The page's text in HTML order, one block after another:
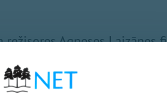
Agneses Laizānes
režisores Amandas
Keišs par tēlojumu filmā